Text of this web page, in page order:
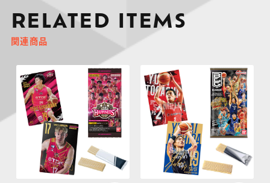
RELATED ITEMS
関連商品